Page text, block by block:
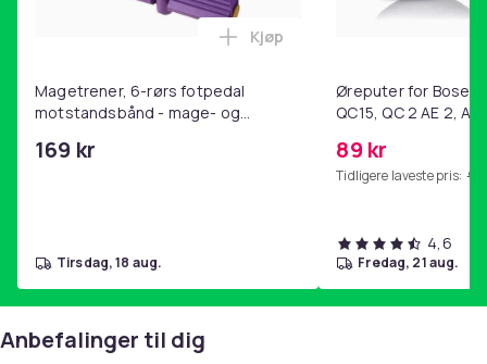
Magetrener, 6-rørs fotpedal
motstandsbånd - mage- og
hjemmegymnastikk Purple
169 kr
Legg Magetrener, 6-rørs
Kjøp
tirsdag, 18 aug.
Øreputer for Bose
QC15, QC 2 AE 2, AE
89 kr
Tidligere laveste pris: 99
4,6
fredag, 21 aug.
Anbefalinger til dig